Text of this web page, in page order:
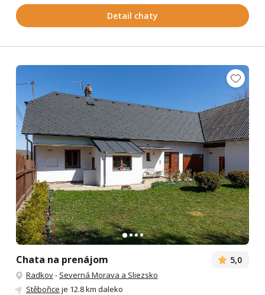
Detail chaty
Chata na prenájom 5,0
Radkov- Severná Morava a Sliezsko
Stěbořice je 12.8 km daleko